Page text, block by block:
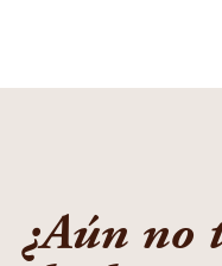
¿Aún no